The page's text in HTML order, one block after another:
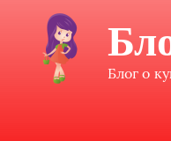
Блог о